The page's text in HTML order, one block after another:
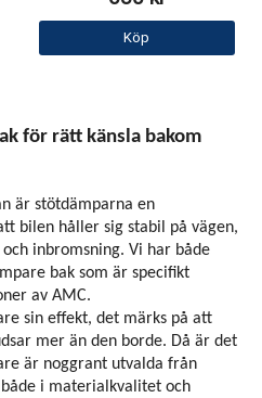
Köp
för rätt känsla bakom
är stötdämparna en
bilen håller sig stabil på vägen,
inbromsning. Vi har både
bak som är specifikt
av AMC.
sin effekt, det märks på att
mer än den borde. Då är det
är noggrant utvalda från
i materialkvalitet och